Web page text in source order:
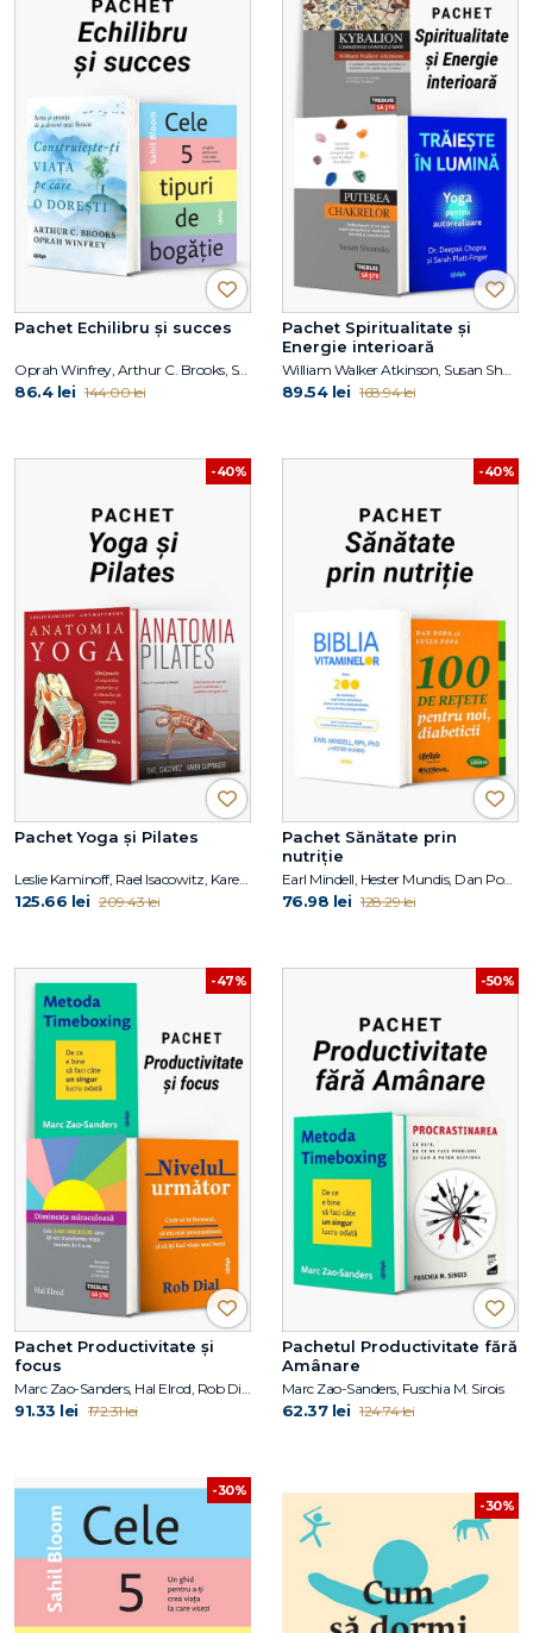
Pachet Echilibru și succes
Oprah Winfrey, Arthur C. Brooks, Sahil Bloom
86.4 lei 144.00 lei
Pachet Spiritualitate și
Energie interioară
89.54 lei 168.94 lei
-40%
Pachet Yoga și Pilates
Leslie Kaminoff, Rael Isacowitz, Karen Clippinger
125.66 lei 209.43 lei
-40%
Pachet Sănătate prin
nutriție
Earl Mindell, Hester Mundis, Dan Popa, Luiza Popa
76.98 lei 128.29 lei
-47%
Pachet Productivitate și
focus
Marc Zao-Sanders, Hal Elrod, Rob Dial
91.33 lei 172.31 lei
-50%
Pachetul Productivitate fără
Amânare
Marc Zao-Sanders, Fuschia M. Sirois
62.37 lei 124.74 lei
-30%
-30%